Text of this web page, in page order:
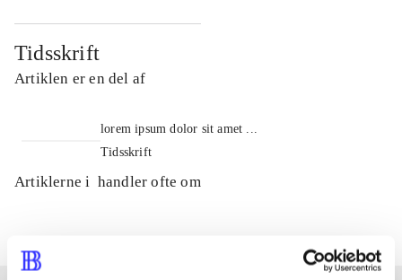
Tidsskrift
Artiklen er en del af
lorem ipsum dolor sit amet ...
Tidsskrift
Artiklerne i handler ofte om